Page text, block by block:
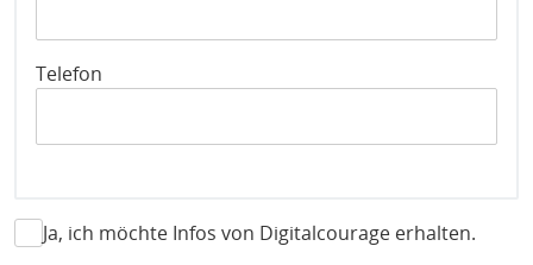
Telefon
Ja, ich möchte Infos von Digitalcourage erhalten.